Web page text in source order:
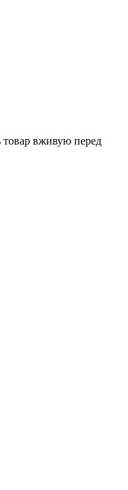
товар вживую перед